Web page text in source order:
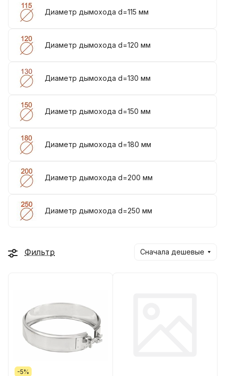
Диаметр дымохода d=115 мм
Диаметр дымохода d=120 мм
Диаметр дымохода d=130 мм
Диаметр дымохода d=150 мм
Диаметр дымохода d=180 мм
Диаметр дымохода d=200 мм
Диаметр дымохода d=250 мм
Фильтр Сначала дешевые
-5%